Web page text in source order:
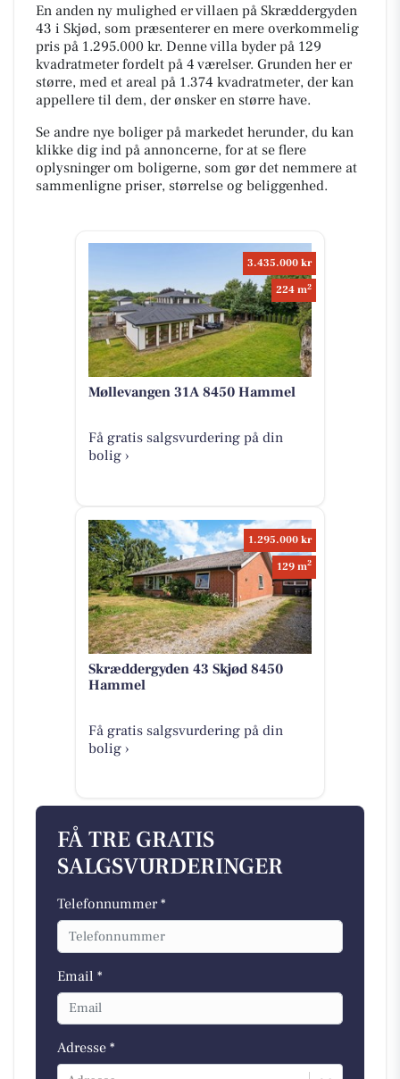
En anden ny mulighed er villaen på Skræddergyden
43 i Skjød, som præsenterer en mere overkommelig
pris på 1.295.000 kr. Denne villa byder på 129
kvadratmeter fordelt på 4 værelser. Grunden her er
større, med et areal på 1.374 kvadratmeter, der kan
appellere til dem, der ønsker en større have.
Se andre nye boliger på markedet herunder, du kan
klikke dig ind på annoncerne, for at se flere
oplysninger om boligerne, som gør det nemmere at
sammenligne priser, størrelse og beliggenhed.
3.435.000 kr
224 m2
Møllevangen 31A 8450 Hammel
Få gratis salgsvurdering på din
bolig ›
1.295.000 kr
129 m2
Skræddergyden 43 Skjød 8450
Hammel
Få gratis salgsvurdering på din
bolig ›
FÅ TRE GRATIS
SALGSVURDERINGER
Telefonnummer *
Email *
Adresse *